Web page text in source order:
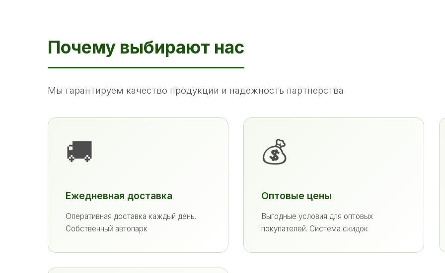
Почему выбирают нас
Мы гарантируем качество продукции и надежность партнерства
🚚
Ежедневная доставка
Оперативная доставка каждый день.
Собственный автопарк
💰
Оптовые цены
Выгодные условия для оптовых
покупателей. Система скидок